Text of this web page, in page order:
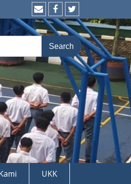
EmailFacebook
Twitter
UKK